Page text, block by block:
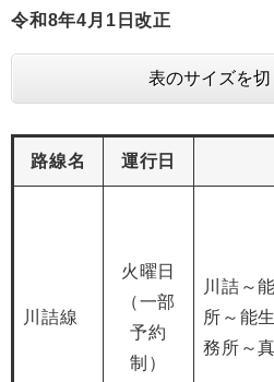
令和8年4月1日改正
表のサイズを切
路線名 運行日
川詰線
火曜日
（一部
予約
制）
川詰～
所～能
務所～